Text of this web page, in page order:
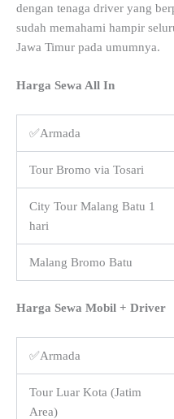
dengan tenaga driver yang
sudah memahami hampir
Jawa Timur pada umumnya.
Harga Sewa All In
✅Armada
Tour Bromo via Tosari
City Tour Malang Batu 1
hari
Malang Bromo Batu
Harga Sewa Mobil + Driver
✅Armada
Tour Luar Kota (Jatim
Area)